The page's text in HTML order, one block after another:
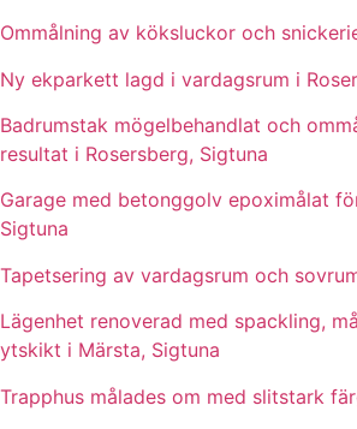
Ommålning av köksluckor och
Ny ekparkett lagd i vardagsrum i
Badrumstak mögelbehandlat och
resultat i Rosersberg, Sigtuna
Garage med betonggolv epoximålat
Sigtuna
Tapetsering av vardagsrum och
Lägenhet renoverad med spackling,
ytskikt i Märsta, Sigtuna
Trapphus målades om med slitstark